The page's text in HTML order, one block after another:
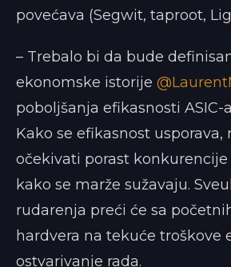
povećava (Segwit, taproot,
– Trebalo bi da bude
ekonomske istorije
poboljšanja efikasnosti ASIC-
Kako se efikasnost usporava,
očekivati porast konkurencije
kako se marže sužavaju.
rudarenja preći će sa
hardvera na tekuće troškove
ostvarivanje rada.